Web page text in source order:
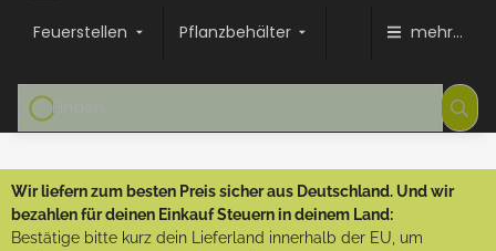
Feuerstellen Pflanzbehälter mehr...
Wir liefern zum besten Preis sicher aus Deutschland. Und wir
bezahlen für deinen Einkauf Steuern in deinem Land:
Bestätige bitte kurz dein Lieferland innerhalb der EU, um